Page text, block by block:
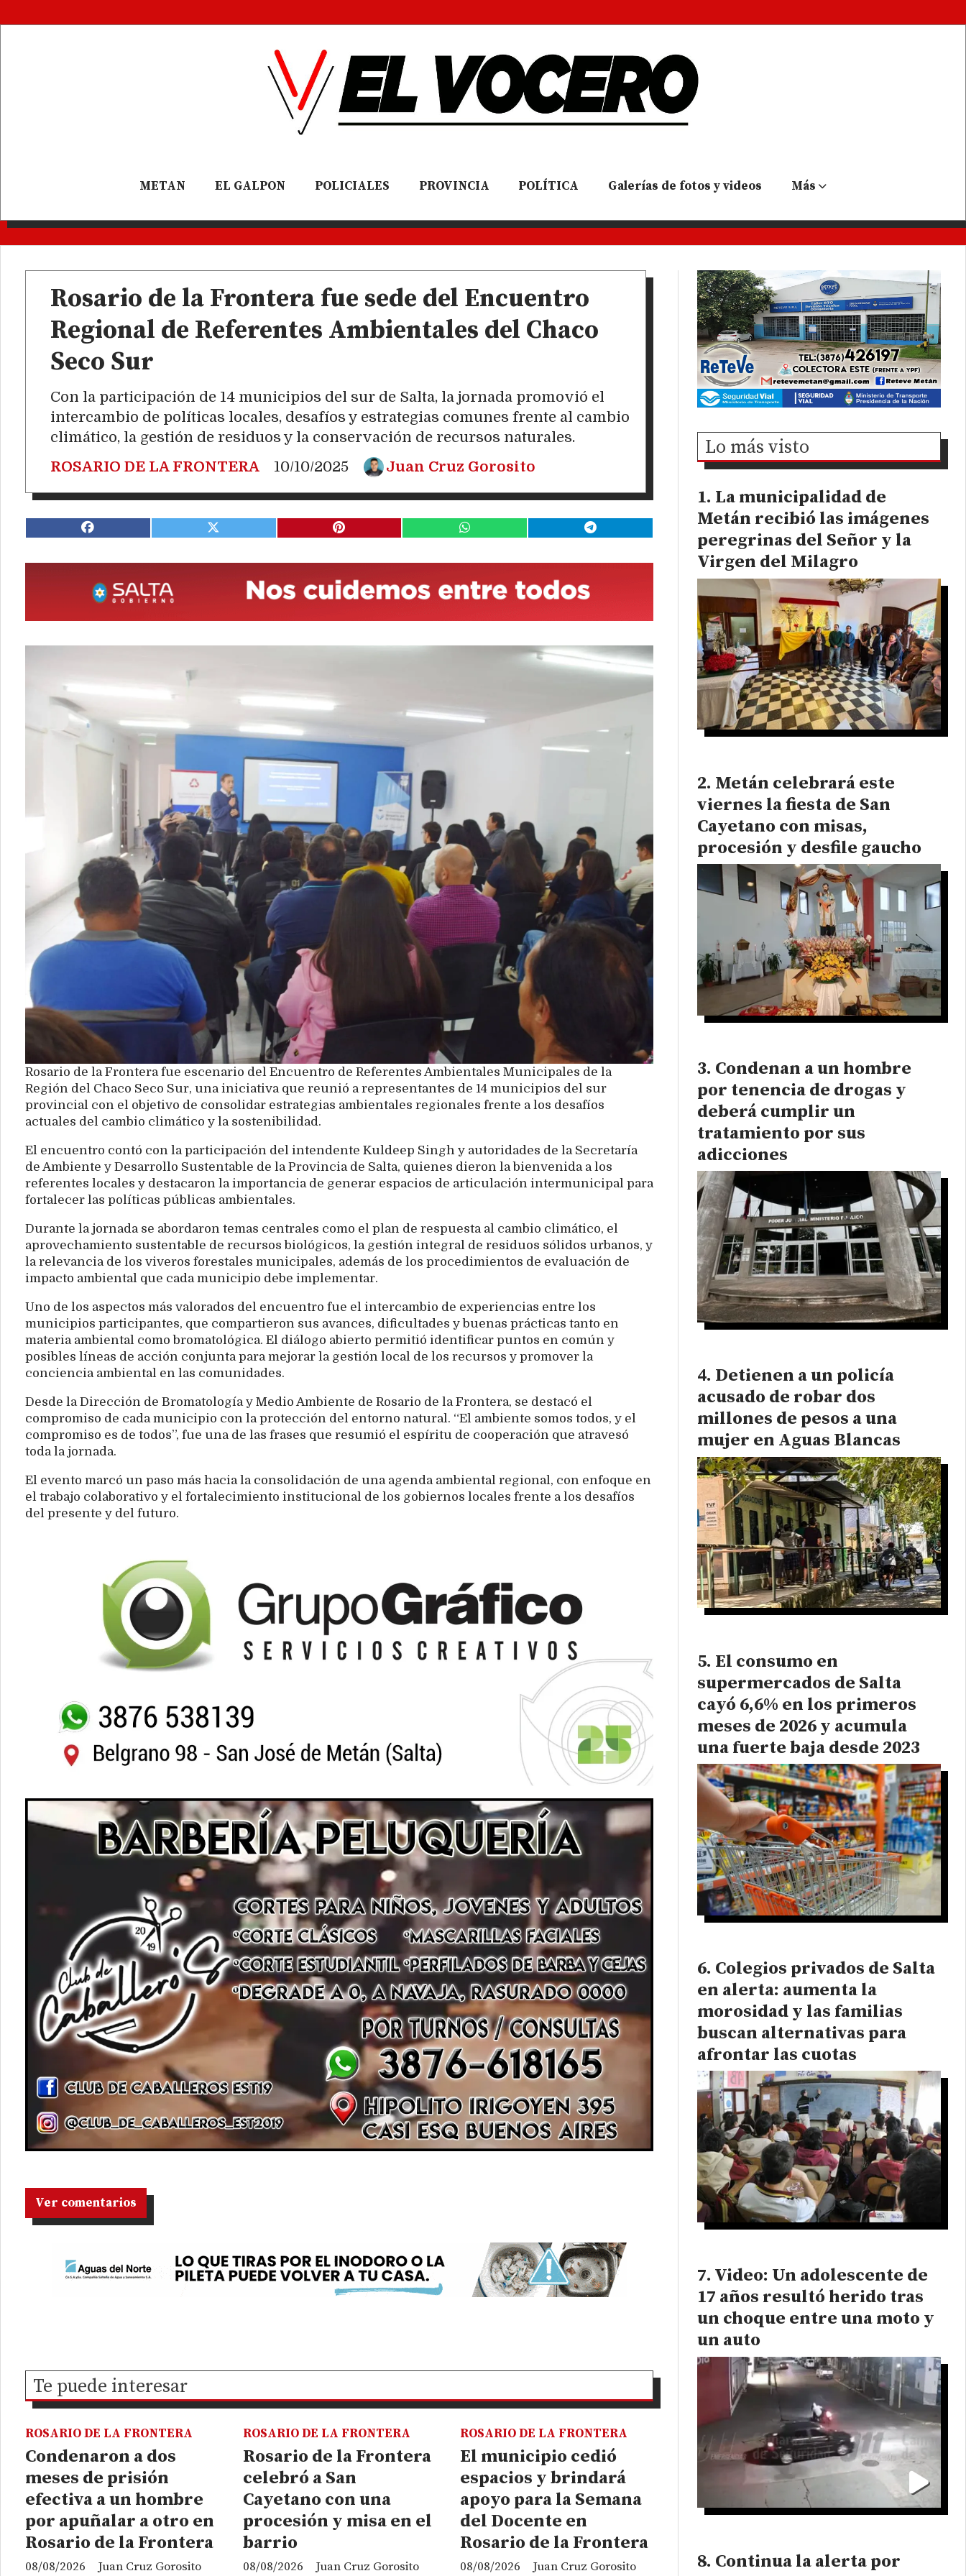
METAN EL GALPON POLICIALES PROVINCIA POLÍTICA Galerías de fotos y videos Más
Rosario de la Frontera fue sede del Encuentro
Regional de Referentes Ambientales del Chaco
Seco Sur
Con la participación de 14 municipios del sur de Salta, la jornada promovió el
intercambio de políticas locales, desafíos y estrategias comunes frente al cambio
climático, la gestión de residuos y la conservación de recursos naturales.
ROSARIO DE LA FRONTERA
10/10/2025 Juan Cruz Gorosito
Rosario de la Frontera fue escenario del Encuentro de Referentes Ambientales Municipales de la
Región del Chaco Seco Sur, una iniciativa que reunió a representantes de 14 municipios del sur
provincial con el objetivo de consolidar estrategias ambientales regionales frente a los desafíos
actuales del cambio climático y la sostenibilidad.
El encuentro contó con la participación del intendente Kuldeep Singh y autoridades de la Secretaría
de Ambiente y Desarrollo Sustentable de la Provincia de Salta, quienes dieron la bienvenida a los
referentes locales y destacaron la importancia de generar espacios de articulación intermunicipal para
fortalecer las políticas públicas ambientales.
Durante la jornada se abordaron temas centrales como el plan de respuesta al cambio climático, el
aprovechamiento sustentable de recursos biológicos, la gestión integral de residuos sólidos urbanos, y
la relevancia de los viveros forestales municipales, además de los procedimientos de evaluación de
impacto ambiental que cada municipio debe implementar.
Uno de los aspectos más valorados del encuentro fue el intercambio de experiencias entre los
municipios participantes, que compartieron sus avances, dificultades y buenas prácticas tanto en
materia ambiental como bromatológica. El diálogo abierto permitió identificar puntos en común y
posibles líneas de acción conjunta para mejorar la gestión local de los recursos y promover la
conciencia ambiental en las comunidades.
Desde la Dirección de Bromatología y Medio Ambiente de Rosario de la Frontera, se destacó el
compromiso de cada municipio con la protección del entorno natural. “El ambiente somos todos, y el
compromiso es de todos”, fue una de las frases que resumió el espíritu de cooperación que atravesó
toda la jornada.
El evento marcó un paso más hacia la consolidación de una agenda ambiental regional, con enfoque en
el trabajo colaborativo y el fortalecimiento institucional de los gobiernos locales frente a los desafíos
del presente y del futuro.
Ver comentarios
Te puede interesar
Condenaron a dos
meses de prisión
efectiva a un hombre
por apuñalar a otro en
Rosario de la Frontera
Juan Cruz Gorosito
ROSARIO DE LA FRONTERA
08/08/2026
Rosario de la Frontera
celebró a San
Cayetano con una
procesión y misa en el
barrio
Juan Cruz Gorosito
ROSARIO DE LA FRONTERA
08/08/2026
El municipio cedió
espacios y brindará
apoyo para la Semana
del Docente en
Rosario de la Frontera
Juan Cruz Gorosito
ROSARIO DE LA FRONTERA
08/08/2026
Lo más visto
La municipalidad de
Metán recibió las imágenes
peregrinas del Señor y la
Virgen del Milagro
Metán celebrará este
viernes la fiesta de San
Cayetano con misas,
procesión y desfile gaucho
Condenan a un hombre
por tenencia de drogas y
deberá cumplir un
tratamiento por sus
adicciones
Detienen a un policía
acusado de robar dos
millones de pesos a una
mujer en Aguas Blancas
El consumo en
supermercados de Salta
cayó 6,6% en los primeros
meses de 2026 y acumula
una fuerte baja desde 2023
Colegios privados de Salta
en alerta: aumenta la
morosidad y las familias
buscan alternativas para
afrontar las cuotas
Video: Un adolescente de
17 años resultó herido tras
un choque entre una moto y
un auto
Continua la alerta por